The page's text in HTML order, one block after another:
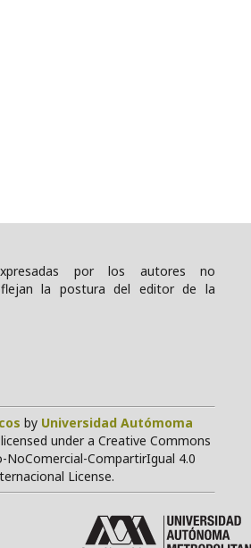
por los autores no
la postura del editor de la
by Universidad Autómoma
under a Creative Commons
NoComercial-CompartirIgual 4.0
License.